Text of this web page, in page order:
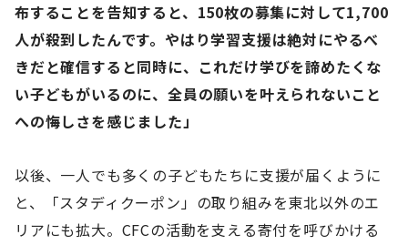
布することを告知すると、 150枚の募集に対して1,700
人が殺到したんです。やはり学習支援は絶対にやるべ
きだと確信すると同時に、これだけ学びを諦めたくな
い子どもがいるのに、全員の願いを叶えられないこと
への悔しさを感じました」
以後、一人でも多くの子どもたちに支援が届くように
と、「スタディクーポン」の取り組みを東北以外のエ
リアにも拡大。CFCの活動を支える寄付を呼びかける